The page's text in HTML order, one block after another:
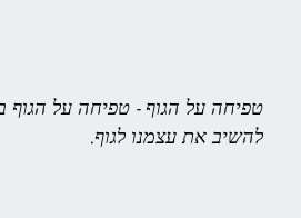
טפיחה על הגוף - טפיחה על הגוף
להשיב את עצמנו לגוף.